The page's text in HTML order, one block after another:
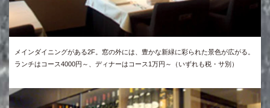
メインダイニングがある2F。窓の外には、豊かな新緑に彩られた景色が広がる。
ランチはコース4000円～、ディナーはコース1万円～（いずれも税・サ別）